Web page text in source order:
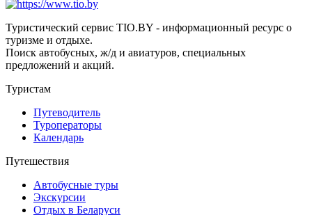
Туристический сервис TIO.BY - информационный ресурс о
туризме и отдыхе.
Поиск автобусных, ж/д и авиатуров, специальных
предложений и акций.
Туристам
Путеводитель
Туроператоры
Календарь
Путешествия
Автобусные туры
Экскурсии
Отдых в Беларуси